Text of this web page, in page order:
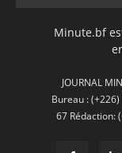
Minute.bf
JOURNAL
Bureau :
67 Rédaction: